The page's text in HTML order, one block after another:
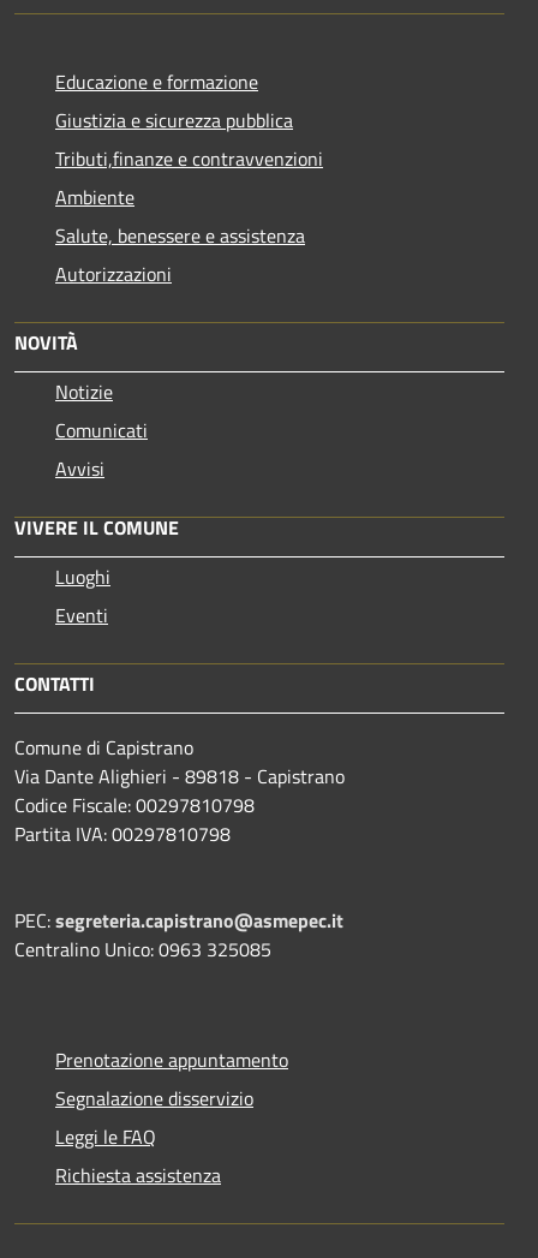
Educazione e formazione
Giustizia e sicurezza pubblica
Tributi,finanze e contravvenzioni
Ambiente
Salute, benessere e assistenza
Autorizzazioni
NOVITÀ
Notizie
Comunicati
Avvisi
VIVERE IL COMUNE
Luoghi
Eventi
CONTATTI
Comune di Capistrano
Via Dante Alighieri - 89818 - Capistrano
Codice Fiscale: 00297810798
Partita IVA: 00297810798
PEC:segreteria.capistrano@asmepec.it
Centralino Unico: 0963 325085
Prenotazione appuntamento
Segnalazione disservizio
Leggi le FAQ
Richiesta assistenza